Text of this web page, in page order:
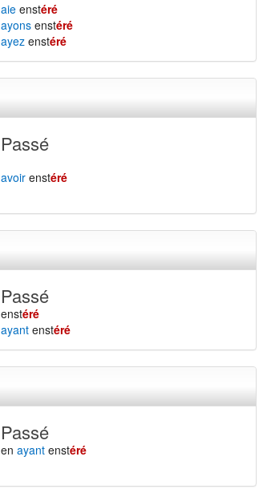
aie enstéré
ayons enstéré
ayez enstéré
Passé
avoir enstéré
Passé
enstéré
ayant enstéré
Passé
enayant enstéré